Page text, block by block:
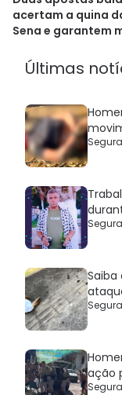
acertam a quina
Sena e garantem
Últimas
ação